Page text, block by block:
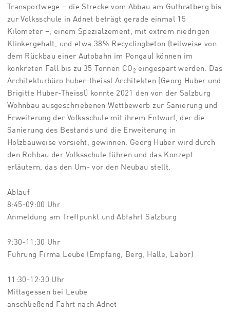
Transportwege – die Strecke vom Abbau am Guthratberg bis
zur Volksschule in Adnet beträgt gerade einmal 15
Kilometer –, einem Spezialzement, mit extrem niedrigen
Klinkergehalt, und etwa 38% Recyclingbeton (teilweise von
dem Rückbau einer Autobahn im Pongau) können im
konkreten Fall bis zu 35 Tonnen CO2 eingespart werden. Das
Architekturbüro huber-theissl Architekten (Georg Huber und
Brigitte Huber-Theissl) konnte 2021 den von der Salzburg
Wohnbau ausgeschriebenen Wettbewerb zur Sanierung und
Erweiterung der Volksschule mit ihrem Entwurf, der die
Sanierung des Bestands und die Erweiterung in
Holzbauweise vorsieht, gewinnen. Georg Huber wird durch
den Rohbau der Volksschule führen und das Konzept
erläutern, das den Um- vor den Neubau stellt.
Ablauf
8:45-09:00 Uhr
Anmeldung am Treffpunkt und Abfahrt Salzburg
9:30-11:30 Uhr
Führung Firma Leube (Empfang, Berg, Halle, Labor)
11:30-12:30 Uhr
Mittagessen bei Leube
anschließend Fahrt nach Adnet